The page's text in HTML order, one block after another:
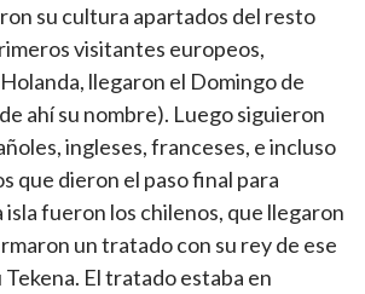
su cultura apartados del resto
visitantes europeos,
llegaron el Domingo de
ahí su nombre). Luego siguieron
ingleses, franceses, e incluso
que dieron el paso final para
isla fueron los chilenos, que llegaron
un tratado con su rey de ese
El tratado estaba en